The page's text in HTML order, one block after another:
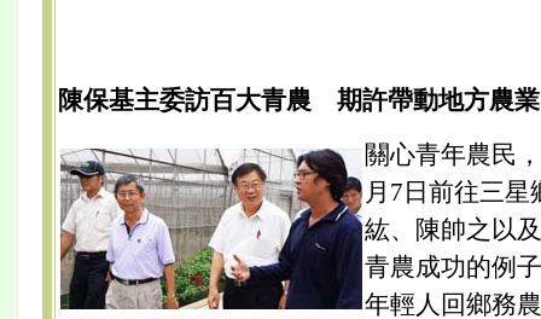
陳保基主委訪百大青農 期許帶動地方農業
關心青年農民
月7日前往三
紘、陳帥之以
青農成功的例
年輕人回鄉務